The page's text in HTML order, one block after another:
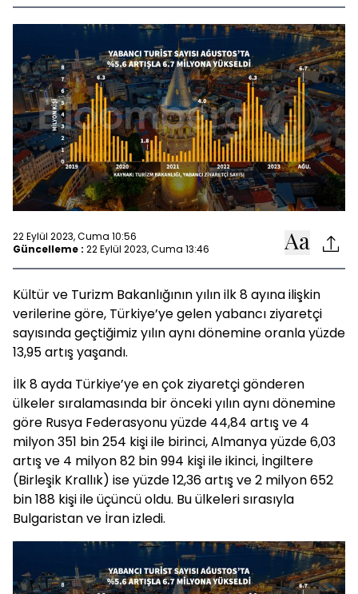
22 Eylül 2023, Cuma 10:56
Güncelleme : 22 Eylül 2023, Cuma 13:46
Kültür ve Turizm Bakanlığının yılın ilk 8 ayına ilişkin
verilerine göre, Türkiye’ye gelen yabancı ziyaretçi
sayısında geçtiğimiz yılın aynı dönemine oranla yüzde
13,95 artış yaşandı.
İlk 8 ayda Türkiye’ye en çok ziyaretçi gönderen
ülkeler sıralamasında bir önceki yılın aynı dönemine
göre Rusya Federasyonu yüzde 44,84 artış ve 4
milyon 351 bin 254 kişi ile birinci, Almanya yüzde 6,03
artış ve 4 milyon 82 bin 994 kişi ile ikinci, İngiltere
(Birleşik Krallık) ise yüzde 12,36 artış ve 2 milyon 652
bin 188 kişi ile üçüncü oldu. Bu ülkeleri sırasıyla
Bulgaristan ve İran izledi.